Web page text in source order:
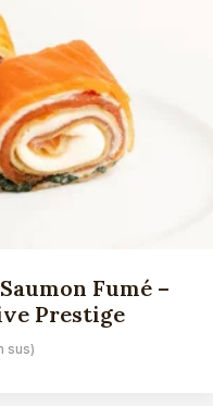
Fumé –
Prestige
sus)